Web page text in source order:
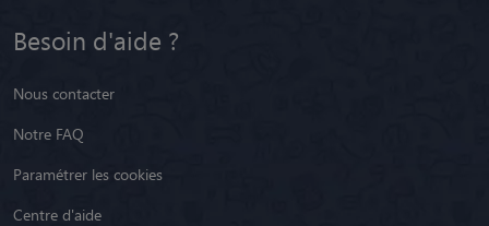
Besoin d'aide ?
Nous contacter
Notre FAQ
Paramétrer les cookies
Centre d'aide